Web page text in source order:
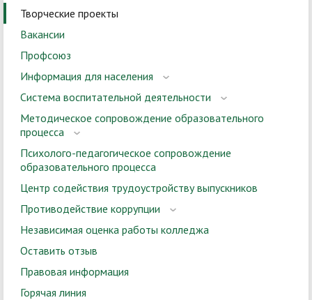
Творческие проекты
Вакансии
Профсоюз
Информация для населения
Система воспитательной деятельности
Методическое сопровождение образовательного
процесса
Психолого-педагогическое сопровождение
образовательного процесса
Центр содействия трудоустройству выпускников
Противодействие коррупции
Независимая оценка работы колледжа
Оставить отзыв
Правовая информация
Горячая линия